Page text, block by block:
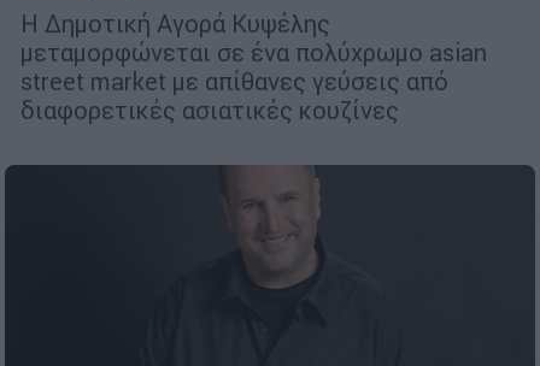
Η Δημοτική Αγορά Κυψέλης
μεταμορφώνεται σε ένα πολύχρωμο asian
street market με απίθανες γεύσεις από
διαφορετικές ασιατικές κουζίνες